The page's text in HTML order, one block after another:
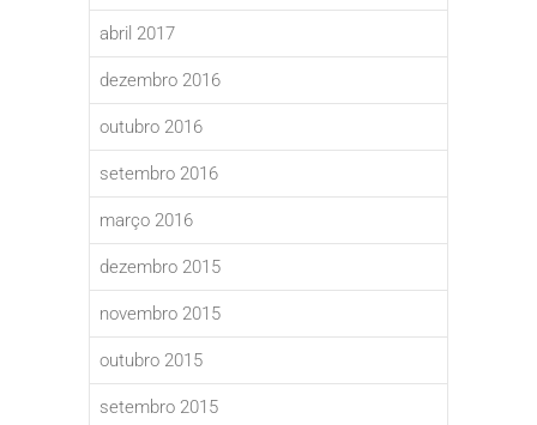
abril 2017
dezembro 2016
outubro 2016
setembro 2016
março 2016
dezembro 2015
novembro 2015
outubro 2015
setembro 2015